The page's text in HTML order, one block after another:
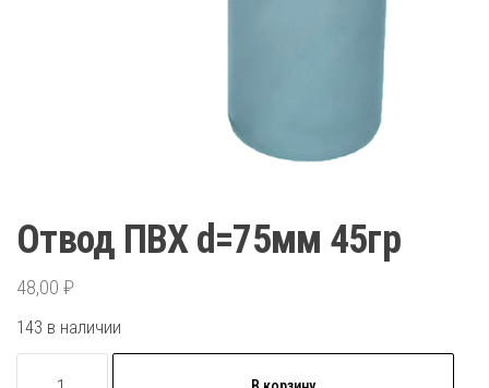
Отвод ПВХ d=75мм 45гр
48,00 ₽
143 в наличии